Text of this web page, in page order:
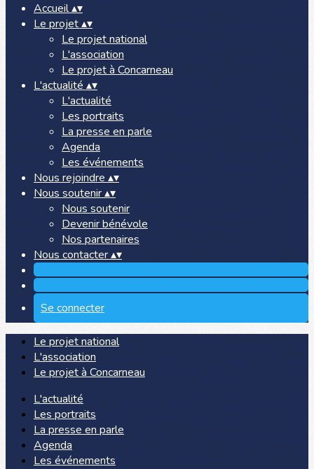
Accueil▴▾
Le projet▴▾
Le projet national
L'association
Le projet à Concarneau
L'actualité ▴▾
L'actualité
Les portraits
La presse en parle
Agenda
Les événements
Nous rejoindre ▴▾
Nous soutenir▴▾
Nous soutenir
Devenir bénévole
Nos partenaires
Nous contacter▴▾
Se connecter
Le projet national
L'association
Le projet à Concarneau
L'actualité
Les portraits
La presse en parle
Agenda
Les événements